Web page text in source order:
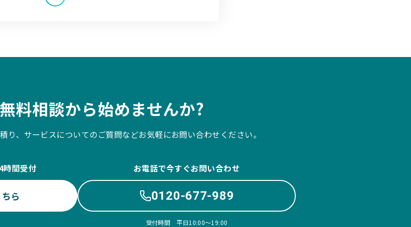
料相談から始めませんか?
り、サービスについてのご質問などお気軽にお問い合わせください。
間受付
ら
お電話で今すぐお問い合わせ
0120-677-989
受付時間 平日10:00〜19:00